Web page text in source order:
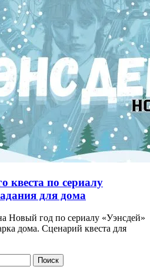
квеста по сериалу
для дома
Новый год по сериалу «Уэнсдей»
дома. Сценарий квеста для
Поиск